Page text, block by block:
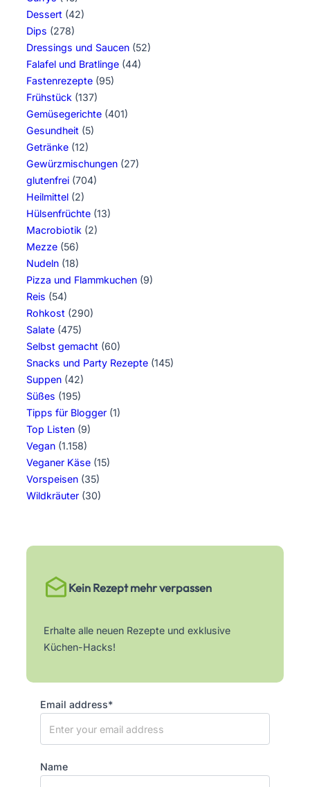
Dessert (42)
Dips (278)
Dressings und Saucen (52)
Falafel und Bratlinge (44)
Fastenrezepte (95)
Frühstück (137)
Gemüsegerichte (401)
Gesundheit (5)
Getränke (12)
Gewürzmischungen (27)
glutenfrei (704)
Heilmittel (2)
Hülsenfrüchte (13)
Macrobiotik (2)
Mezze (56)
Nudeln (18)
Pizza und Flammkuchen (9)
Reis (54)
Rohkost (290)
Salate (475)
Selbst gemacht (60)
Snacks und Party Rezepte (145)
Suppen (42)
Süßes (195)
Tipps für Blogger (1)
Top Listen (9)
Vegan (1.158)
Veganer Käse (15)
Vorspeisen (35)
Wildkräuter (30)
Kein Rezept mehr verpassen
Erhalte alle neuen Rezepte und exklusive
Küchen-Hacks!
Email address*
Name